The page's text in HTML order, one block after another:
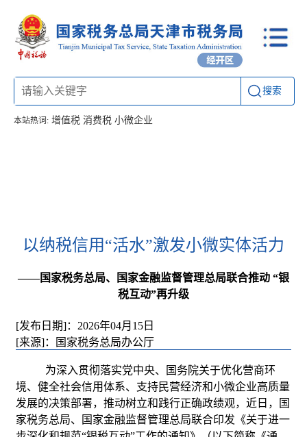
搜索
本站热词: 增值税 消费税 小微企业
以纳税信用“活水”激发小微实体活力
——国家税务总局、国家金融监督管理总局联合推动 “银
税互动”再升级
[发布日期]：2026年04月15日
[来源]：国家税务总局办公厅
为深入贯彻落实党中央、国务院关于优化营商环
境、健全社会信用体系、支持民营经济和小微企业高质量
发展的决策部署，推动树立和践行正确政绩观，近日，国
家税务总局、国家金融监督管理总局联合印发《关于进一